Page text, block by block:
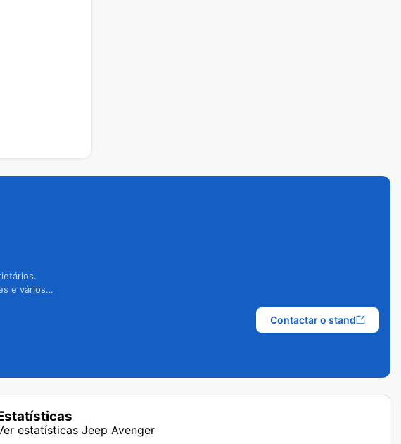
e vários
Contactar o stand
estatísticas Jeep Avenger